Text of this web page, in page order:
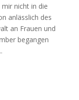
nicht in die
anläss­lich des
an Frau­en und
began­gen